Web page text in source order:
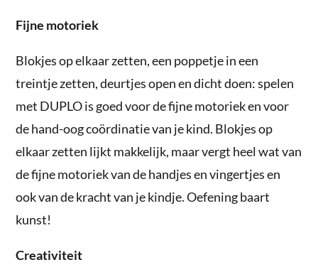
Fijne motoriek
Blokjes op elkaar zetten, een poppetje in een
treintje zetten, deurtjes open en dicht doen: spelen
met DUPLO is goed voor de fijne motoriek en voor
de hand-oog coördinatie van je kind. Blokjes op
elkaar zetten lijkt makkelijk, maar vergt heel wat van
de fijne motoriek van de handjes en vingertjes en
ook van de kracht van je kindje. Oefening baart
kunst!
Creativiteit